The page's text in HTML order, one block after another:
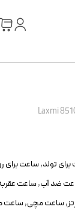
تولد,ساعت برای
ضد آب,ساعت
,ساعت مچی,ساعت